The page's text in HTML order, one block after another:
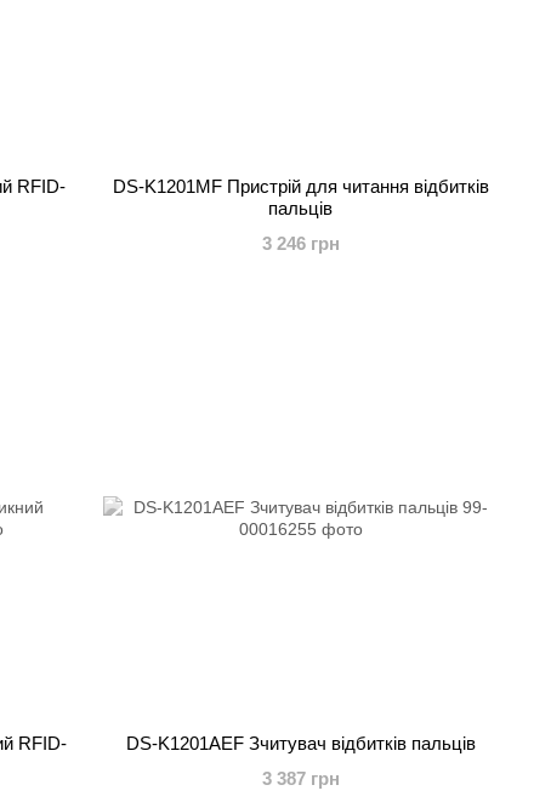
RFID-
DS-K1201MF Пристрій для читання відбитків
пальців
3 246 грн
RFID-
DS-K1201AEF Зчитувач відбитків пальців
3 387 грн